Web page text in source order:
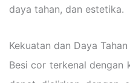
daya tahan, dan estetika.
Kekuatan dan Daya Tahan
Besi cor terkenal dengan